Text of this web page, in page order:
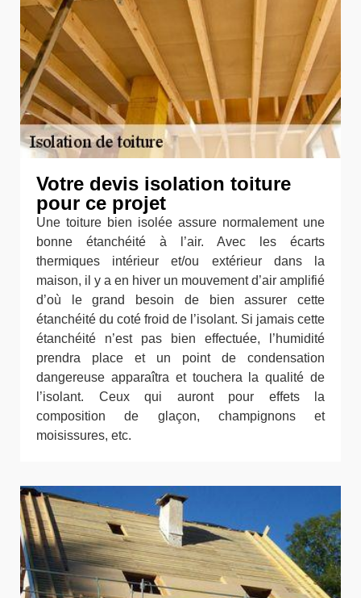
Votre devis isolation toiture
pour ce projet
Une toiture bien isolée assure normalement une
bonne étanchéité à l’air. Avec les écarts
thermiques intérieur et/ou extérieur dans la
maison, il y a en hiver un mouvement d’air amplifié
d’où le grand besoin de bien assurer cette
étanchéité du coté froid de l’isolant. Si jamais cette
étanchéité n’est pas bien effectuée, l’humidité
prendra place et un point de condensation
dangereuse apparaîtra et touchera la qualité de
l’isolant. Ceux qui auront pour effets la
composition de glaçon, champignons et
moisissures, etc.